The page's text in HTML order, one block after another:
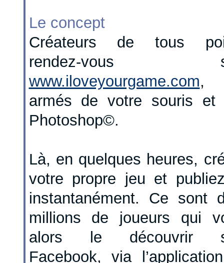
Le concept
Créateurs de tous
rendez-vous
www.iloveyourgame.com,
armés de votre souris et
Photoshop©.
Là, en quelques heures,
votre propre jeu et
instantanément. Ce sont
millions de joueurs qui
alors le découvrir
Facebook, via